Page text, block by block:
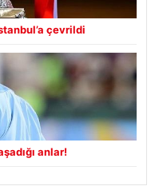
çevrildi
anlar!